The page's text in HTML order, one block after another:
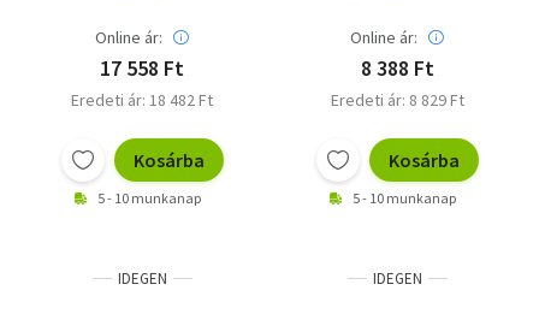
University
Online ár:
17 558 Ft
Eredeti ár: 18 482 Ft
Kosárba
5 - 10 munkanap
Online ár:
8 388 Ft
Eredeti ár: 8 829 Ft
Kosárba
5 - 10 munkanap
IDEGEN IDEGEN